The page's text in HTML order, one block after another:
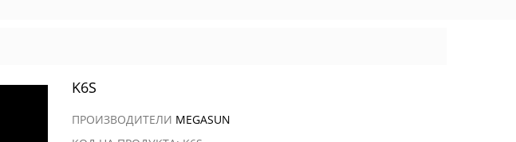
K6S
ПРОИЗВОДИТЕЛИ MEGASUN